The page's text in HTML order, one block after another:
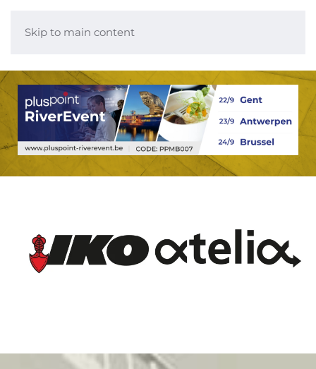
Skip to main content